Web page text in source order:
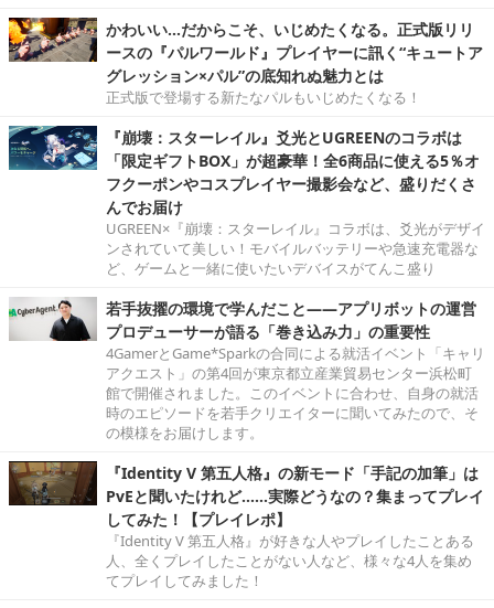
かわいい…だからこそ、いじめたくなる。正式版リリ
ースの『パルワールド』プレイヤーに訊く“キュートア
グレッション×パル”の底知れぬ魅力とは
正式版で登場する新たなパルもいじめたくなる！
『崩壊：スターレイル』爻光とUGREENのコラボは
「限定ギフトBOX」が超豪華！全6商品に使える5％オ
フクーポンやコスプレイヤー撮影会など、盛りだくさ
んでお届け
UGREEN×『崩壊：スターレイル』コラボは、爻光がデザイ
ンされていて美しい！モバイルバッテリーや急速充電器な
ど、ゲームと一緒に使いたいデバイスがてんこ盛り
若手抜擢の環境で学んだこと――アプリボットの運営
プロデューサーが語る「巻き込み力」の重要性
4GamerとGame*Sparkの合同による就活イベント「キャリ
アクエスト」の第4回が東京都立産業貿易センター浜松町
館で開催されました。このイベントに合わせ、自身の就活
時のエピソードを若手クリエイターに聞いてみたので、そ
の模様をお届けします。
『Identity V 第五人格』の新モード「手記の加筆」は
PvEと聞いたけれど……実際どうなの？集まってプレイ
してみた！【プレイレポ】
『Identity V 第五人格』が好きな人やプレイしたことある
人、全くプレイしたことがない人など、様々な4人を集め
てプレイしてみました！